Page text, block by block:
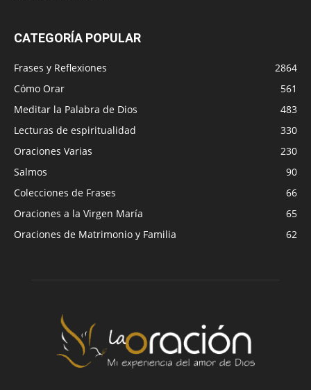
CATEGORÍA POPULAR
Frases y Reflexiones
2864
Cómo Orar
561
Meditar la Palabra de Dios
483
Lecturas de espiritualidad
330
Oraciones Varias
230
Salmos
90
Colecciones de Frases
66
Oraciones a la Virgen María
65
Oraciones de Matrimonio y Familia
62